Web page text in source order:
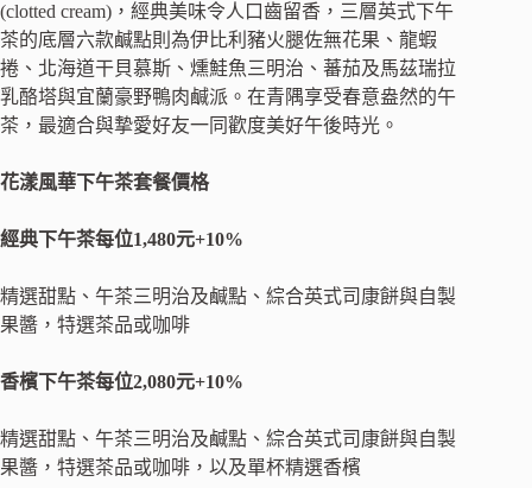
(clotted cream)，經典美味令人口齒留香，三層英式下午
茶的底層六款鹹點則為伊比利豬火腿佐無花果、龍蝦
捲、北海道干貝慕斯、燻鮭魚三明治、蕃茄及馬茲瑞拉
乳酪塔與宜蘭豪野鴨肉鹹派。在青隅享受春意盎然的午
茶，最適合與摯愛好友一同歡度美好午後時光。
花漾風華下午茶套餐價格
經典下午茶每位1,480元+10%
精選甜點、午茶三明治及鹹點、綜合英式司康餅與自製
果醬，特選茶品或咖啡
香檳下午茶每位2,080元+10%
精選甜點、午茶三明治及鹹點、綜合英式司康餅與自製
果醬，特選茶品或咖啡，以及單杯精選香檳